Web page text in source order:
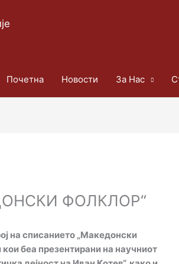
Почетна Новости За Нас
ФОЛКЛОР“
на списанието „Македонски
беа презентирани на научниот